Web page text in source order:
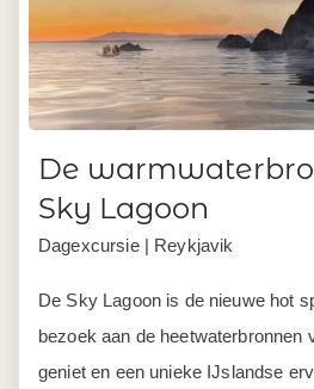
De
Sky Lagoon
Dagexcursie | Reykjavik
bezoek aan de heetwaterbronnen
geniet en een unieke IJslandse